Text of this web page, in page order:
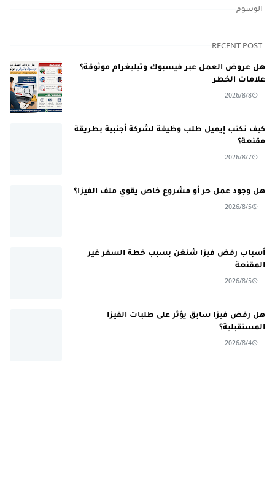
الوسوم
RECENT POST
هل عروض العمل عبر فيسبوك وتيليغرام موثوقة؟
علامات الخطر
2026/8/8
كيف تكتب إيميل طلب وظيفة لشركة أجنبية بطريقة
مقنعة؟
2026/8/7
هل وجود عمل حر أو مشروع خاص يقوي ملف الفيزا؟
2026/8/5
أسباب رفض فيزا شنغن بسبب خطة السفر غير
المقنعة
2026/8/5
هل رفض فيزا سابق يؤثر على طلبات الفيزا
المستقبلية؟
2026/8/4